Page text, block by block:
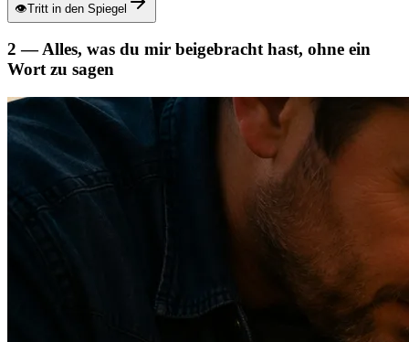
👁Tritt in den Spiegel
2 — Alles, was du mir beigebracht hast, ohne ein
Wort zu sagen